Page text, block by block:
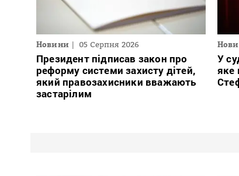
Новини 05 Серпня 2026
Президент підписав закон про
реформу системи захисту дітей,
який правозахисники вважають
застарілим
У
яке